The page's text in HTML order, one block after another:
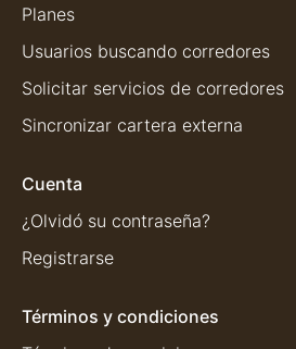
Planes
Usuarios buscando corredores
Solicitar servicios de corredores
Sincronizar cartera externa
Cuenta
¿Olvidó su contraseña?
Registrarse
Términos y condiciones